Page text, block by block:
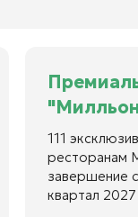
111
ресторанам
завершение
квартал